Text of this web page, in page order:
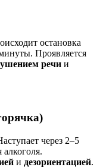
остановка
Проявляется
речи и
через 2–5
и дезориентацией.